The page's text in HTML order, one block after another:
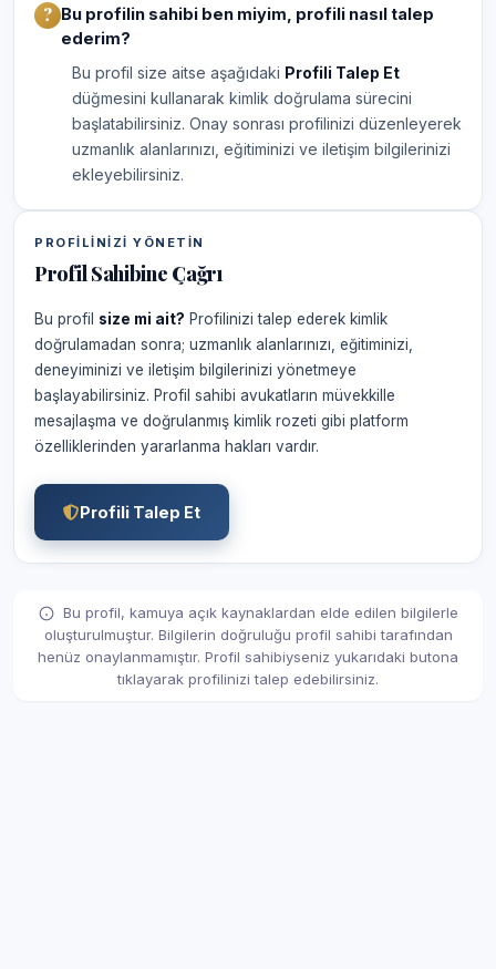
Bu profilin sahibi ben miyim, profili nasıl talep
ederim?
Bu profil size aitse aşağıdaki Profili Talep Et
düğmesini kullanarak kimlik doğrulama sürecini
başlatabilirsiniz. Onay sonrası profilinizi düzenleyerek
uzmanlık alanlarınızı, eğitiminizi ve iletişim bilgilerinizi
ekleyebilirsiniz.
PROFILINIZI YÖNETIN
Profil Sahibine Çağrı
Bu profil size mi ait? Profilinizi talep ederek kimlik
doğrulamadan sonra; uzmanlık alanlarınızı, eğitiminizi,
deneyiminizi ve iletişim bilgilerinizi yönetmeye
başlayabilirsiniz. Profil sahibi avukatların müvekkille
mesajlaşma ve doğrulanmış kimlik rozeti gibi platform
özelliklerinden yararlanma hakları vardır.
Profili Talep Et
Bu profil, kamuya açık kaynaklardan elde edilen bilgilerle
oluşturulmuştur. Bilgilerin doğruluğu profil sahibi tarafından
henüz onaylanmamıştır. Profil sahibiyseniz yukarıdaki butona
tıklayarak profilinizi talep edebilirsiniz.